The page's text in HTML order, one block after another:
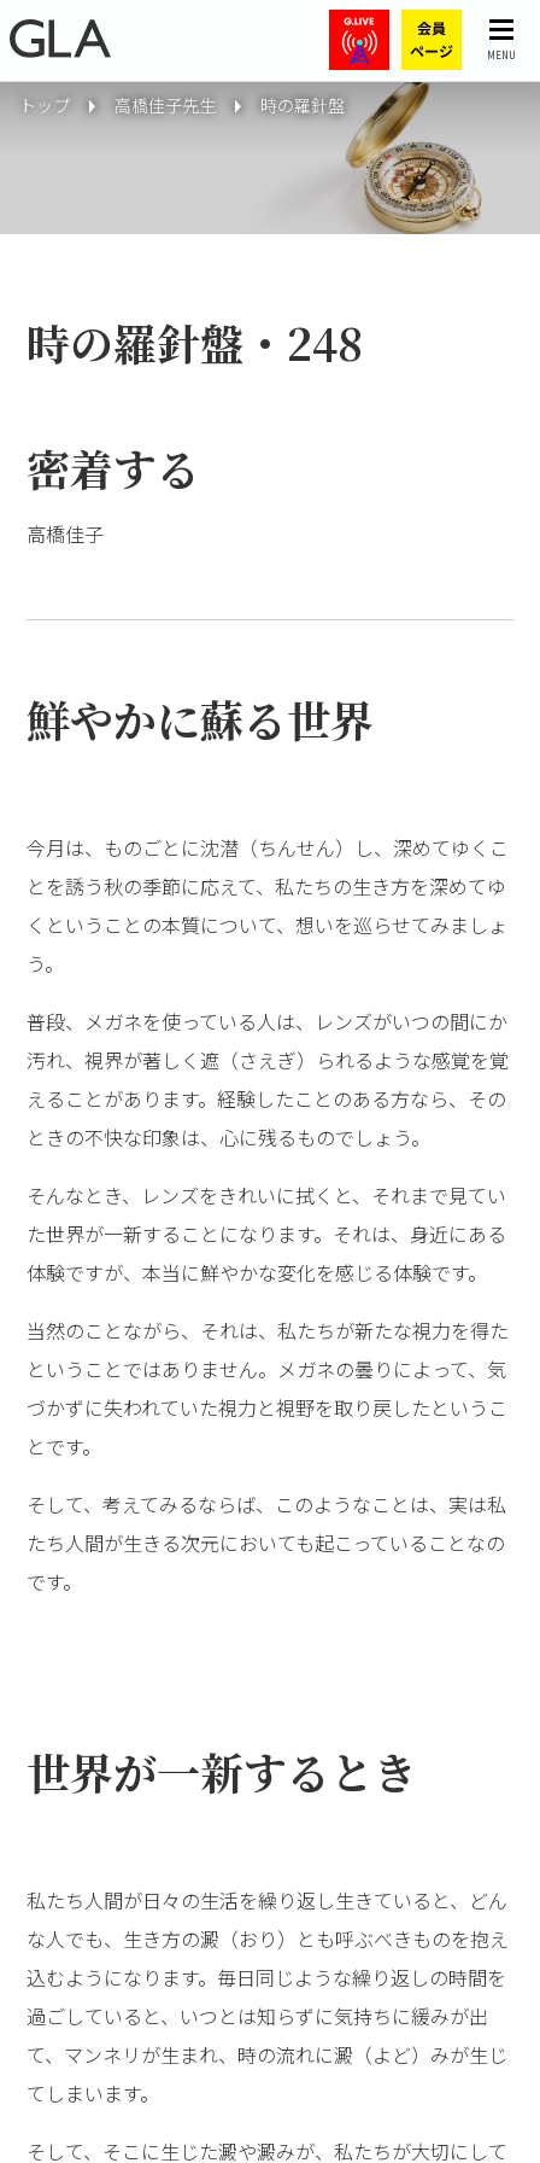
MENU
トップ 高橋佳子先生 時の羅針盤
時の羅針盤・248
密着する
高橋佳子
鮮やかに蘇る世界
今月は、ものごとに沈潜（ちんせん）し、深めてゆくこ
とを誘う秋の季節に応えて、私たちの生き方を深めてゆ
くということの本質について、想いを巡らせてみましょ
う。
普段、メガネを使っている人は、レンズがいつの間にか
汚れ、視界が著しく遮（さえぎ）られるような感覚を覚
えることがあります。経験したことのある方なら、その
ときの不快な印象は、心に残るものでしょう。
そんなとき、レンズをきれいに拭くと、それまで見てい
た世界が一新することになります。それは、身近にある
体験ですが、本当に鮮やかな変化を感じる体験です。
当然のことながら、それは、私たちが新たな視力を得た
ということではありません。メガネの曇りによって、気
づかずに失われていた視力と視野を取り戻したというこ
とです。
そして、考えてみるならば、このようなことは、実は私
たち人間が生きる次元においても起こっていることなの
です。
世界が一新するとき
私たち人間が日々の生活を繰り返し生きていると、どん
な人でも、生き方の澱（おり）とも呼ぶべきものを抱え
込むようになります。毎日同じような繰り返しの時間を
過ごしていると、いつとは知らずに気持ちに緩みが出
て、マンネリが生まれ、時の流れに澱（よど）みが生じ
てしまいます。
そして、そこに生じた澱や澱みが、私たちが大切にして